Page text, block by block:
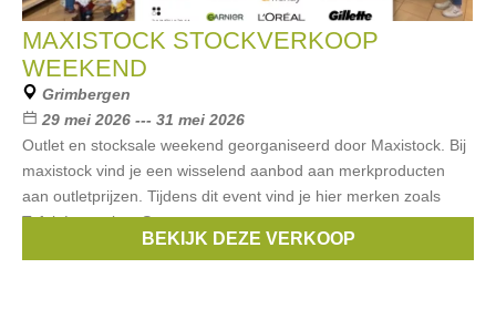
MAXISTOCK STOCKVERKOOP
WEEKEND
Grimbergen
29 mei 2026 --- 31 mei 2026
Outlet en stocksale weekend georganiseerd door Maxistock. Bij
maxistock vind je een wisselend aanbod aan merkproducten
aan outletprijzen. Tijdens dit event vind je hier merken zoals
Tefal, Lagostina, Serax,
nivea,serax, Tefal,Playmobil,Lagostina
BEKIJK DEZE VERKOOP